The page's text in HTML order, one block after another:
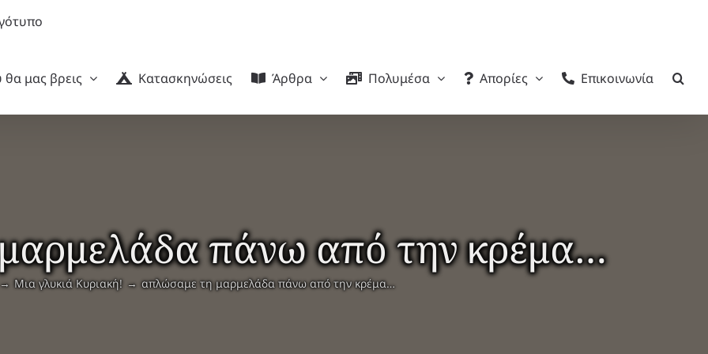
μας βρεις
Κατασκηνώσεις Άρθρα Πολυμέσα Απορίες Επικοινωνία
πάνω από την κρέμα…
Μια γλυκιά Κυριακή! απλώσαμε τη μαρμελάδα πάνω από την κρέμα…